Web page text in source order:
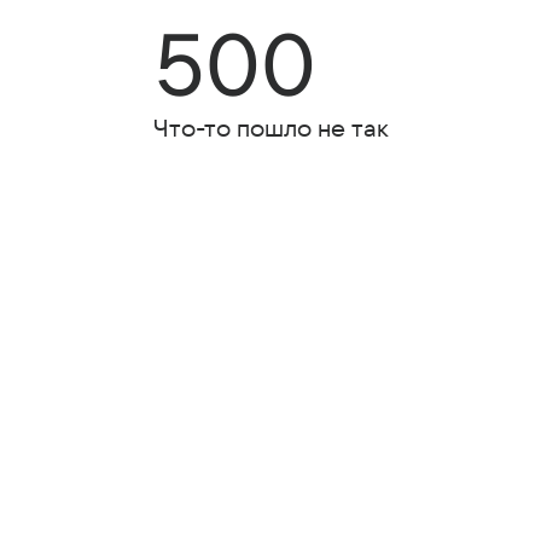
500
Что-то пошло не так